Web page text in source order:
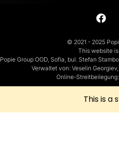
© 2021 - 2025
This website
Popie Group OOD, Sofia, bul. Stefan
Verwaltet von: Veselin
Online-
This is a